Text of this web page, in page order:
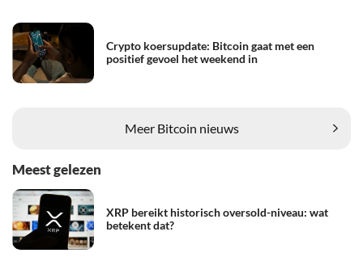
Crypto koersupdate: Bitcoin gaat met een
positief gevoel het weekend in
Meer Bitcoin nieuws
Meest gelezen
XRP bereikt historisch oversold-niveau: wat
betekent dat?